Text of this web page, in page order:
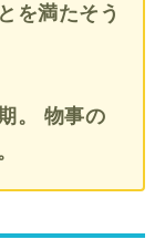
を満たそう
。 物事の